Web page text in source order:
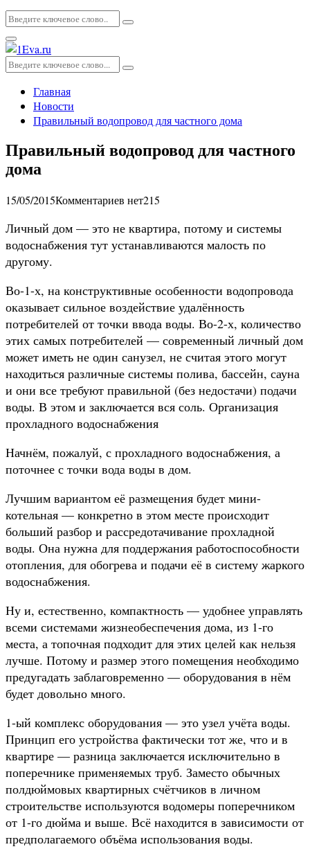
Искать:
Поиск
Основное
меню
Искать:
Поиск
Главная
Новости
Правильный водопровод для частного дома
Правильный водопровод для частного
дома
15/05/2015Комментариев нет215
Личный дом — это не квартира, потому и системы
водоснабжения тут устанавливаются малость по
другому.
Во-1-х, на конструктивные особенности водопровода
оказывает сильное воздействие удалённость
потребителей от точки ввода воды. Во-2-х, количество
этих самых потребителей — современный личный дом
может иметь не один санузел, не считая этого могут
находиться различные системы полива, бассейн, сауна
и они все требуют правильной (без недостачи) подачи
воды. В этом и заключается вся соль. Организация
прохладного водоснабжения
Начнём, пожалуй, с прохладного водоснабжения, а
поточнее с точки вода воды в дом.
Лучшим вариантом её размещения будет мини-
котельная — конкретно в этом месте происходит
больший разбор и рассредотачивание прохладной
воды. Она нужна для поддержания работоспособности
отопления, для обогрева и подачи её в систему жаркого
водоснабжения.
Ну и, естественно, компактность — удобнее управлять
всеми системами жизнеобеспечения дома, из 1-го
места, а топочная подходит для этих целей как нельзя
лучше. Потому и размер этого помещения необходимо
предугадать заблаговременно — оборудования в нём
будет довольно много.
1-ый комплекс оборудования — это узел учёта воды.
Принцип его устройства фактически тот же, что и в
квартире — разница заключается исключительно в
поперечнике применяемых труб. Заместо обычных
полдюймовых квартирных счётчиков в личном
строительстве используются водомеры поперечником
от 1-го дюйма и выше. Всё находится в зависимости от
предполагаемого объёма использования воды.